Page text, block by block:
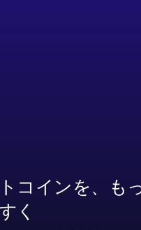
コインを、も
く